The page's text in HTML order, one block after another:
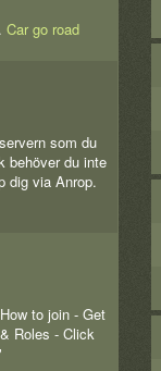
Car go road
som du
behöver du inte
dig via Anrop.
to join - Get
Roles - Click